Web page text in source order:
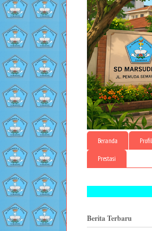
Beranda
Prestasi
Berita Terbaru